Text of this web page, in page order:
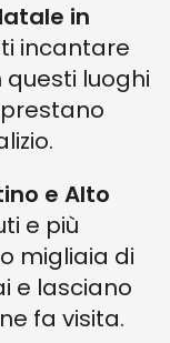
DIN DON DAN A
E
ADULTI E
“REGALE”
CULINARIE
MAGIA NATALIZIA
in
incantare
luoghi
e Alto
e più
migliaia di
e lasciano
fa visita.